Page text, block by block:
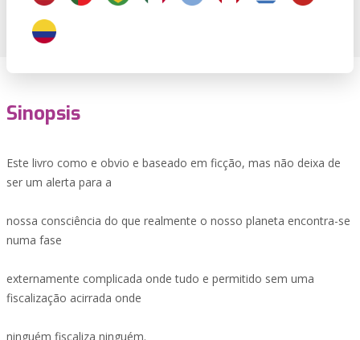
Sinopsis
Este livro como e obvio e baseado em ficção, mas não deixa de
ser um alerta para a
nossa consciência do que realmente o nosso planeta encontra-se
numa fase
externamente complicada onde tudo e permitido sem uma
fiscalização acirrada onde
ninguém fiscaliza ninguém.